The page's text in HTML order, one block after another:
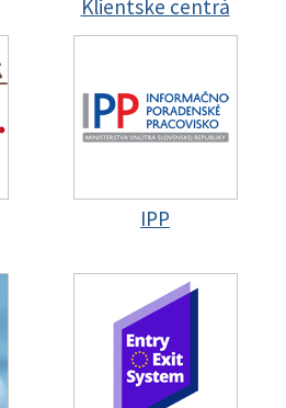
Klientske centrá
IPP